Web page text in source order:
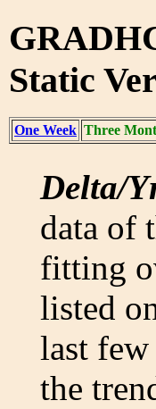
Static
One Week Three
Delta/
data of
fitting
listed
last
the